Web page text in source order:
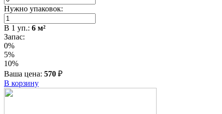
Нужно упаковок:
В 1 уп.: 6 м²
Запас:
0%
5%
10%
Ваша цена: 570 ₽
В корзину